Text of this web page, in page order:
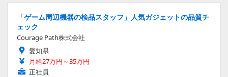
「ゲーム周辺機器の検品スタッフ」人気ガジェットの品質チ
ェック
Courage Path株式会社
愛知県
月給27万円～35万円
正社員